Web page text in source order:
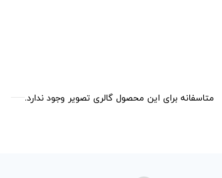
متاسفانه برای این محصول گالری تصویر وجود ندارد.